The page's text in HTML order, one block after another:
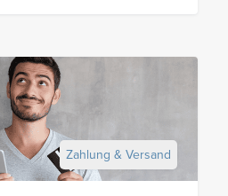
Zahlung & Versand